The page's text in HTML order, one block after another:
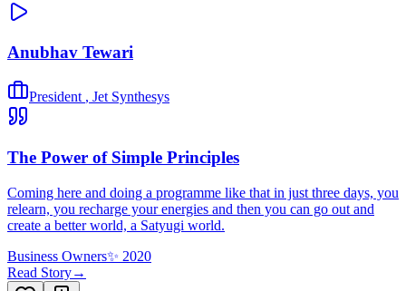
Anubhav Tewari
President , Jet Synthesys
The Power of Simple Principles
Coming here and doing a programme like that in just three days, you
relearn, you recharge your energies and then you can go out and
create a better world, a Satyugi world.
Business Owners✨ 2020
Read Story→